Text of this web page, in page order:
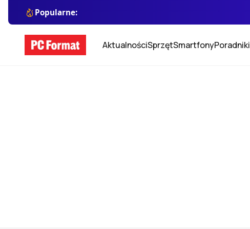
Popularne:
AktualnościSprzętSmartfonyPoradniki